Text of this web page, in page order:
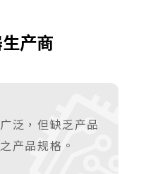
产商
泛，但缺乏产品
产品规格。